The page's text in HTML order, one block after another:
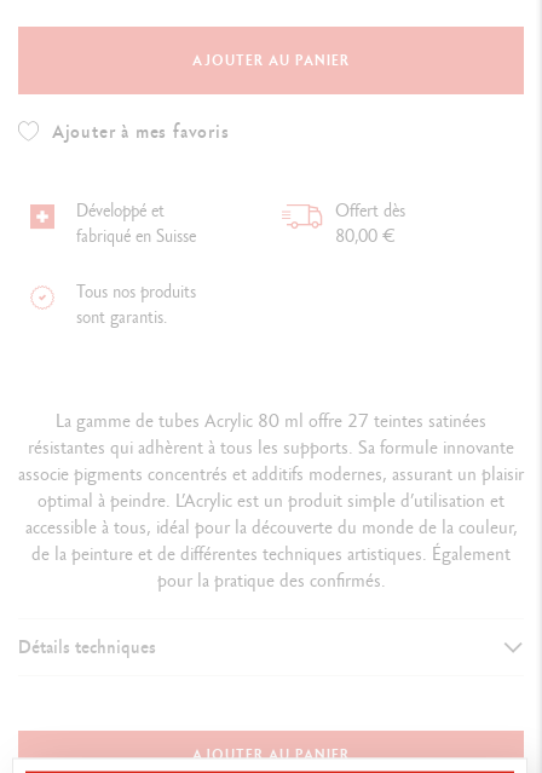
AJOUTER AU PANIER
Ajouter à mes favoris
Développé et
fabriqué en Suisse
Offert dès
80,00 €
Tous nos produits
sont garantis.
La gamme de tubes Acrylic 80 ml offre 27 teintes satinées
résistantes qui adhèrent à tous les supports. Sa formule innovante
associe pigments concentrés et additifs modernes, assurant un plaisir
optimal à peindre. L’Acrylic est un produit simple d’utilisation et
accessible à tous, idéal pour la découverte du monde de la couleur,
de la peinture et de différentes techniques artistiques. Également
pour la pratique des confirmés.
Détails techniques
Format 80 ml
Aspect satiné uniforme
AJOUTER AU PANIER